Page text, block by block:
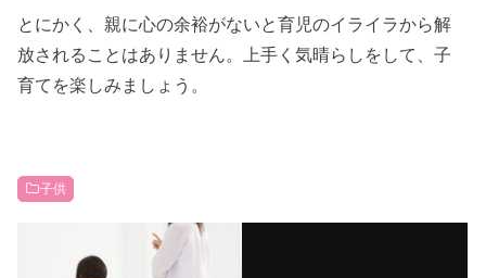
とにかく、親に心の余裕がないと育児のイライラから解
放されることはありません。上手く気晴らしをして、子
育てを楽しみましょう。
子供